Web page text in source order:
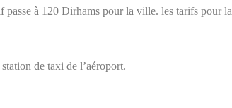
à 120 Dirhams pour la ville. les tarifs pour la
de taxi de l’aéroport.